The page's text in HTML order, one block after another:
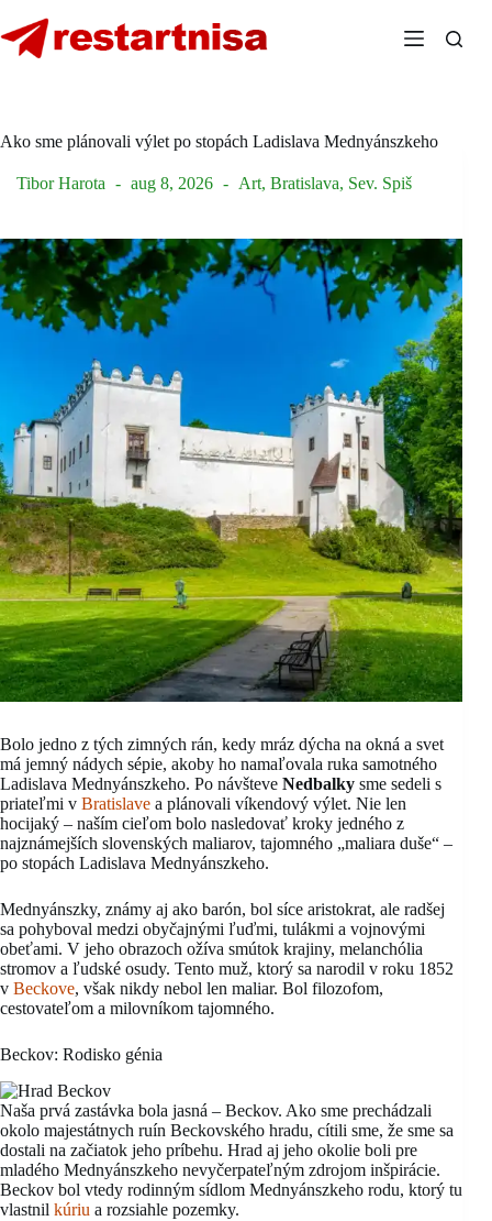
to
content
Ako sme plánovali výlet po stopách Ladislava Mednyánszkeho
Tibor Harota aug 8, 2026 Art, Bratislava, Sev. Spiš
Bolo jedno z tých zimných rán, kedy mráz dýcha na okná a svet
má jemný nádych sépie, akoby ho namaľovala ruka samotného
Ladislava Mednyánszkeho. Po návšteve Nedbalky sme sedeli s
priateľmi v Bratislave a plánovali víkendový výlet. Nie len
hocijaký – naším cieľom bolo nasledovať kroky jedného z
najznámejších slovenských maliarov, tajomného „maliara duše“ –
po stopách Ladislava Mednyánszkeho.
Mednyánszky, známy aj ako barón, bol síce aristokrat, ale radšej
sa pohyboval medzi obyčajnými ľuďmi, tulákmi a vojnovými
obeťami. V jeho obrazoch ožíva smútok krajiny, melanchólia
stromov a ľudské osudy. Tento muž, ktorý sa narodil v roku 1852
v Beckove, však nikdy nebol len maliar. Bol filozofom,
cestovateľom a milovníkom tajomného.
Beckov: Rodisko génia
Naša prvá zastávka bola jasná – Beckov. Ako sme prechádzali
okolo majestátnych ruín Beckovského hradu, cítili sme, že sme sa
dostali na začiatok jeho príbehu. Hrad aj jeho okolie boli pre
mladého Mednyánszkeho nevyčerpateľným zdrojom inšpirácie.
Beckov bol vtedy rodinným sídlom Mednyánszkeho rodu, ktorý tu
vlastnil kúriu a rozsiahle pozemky.